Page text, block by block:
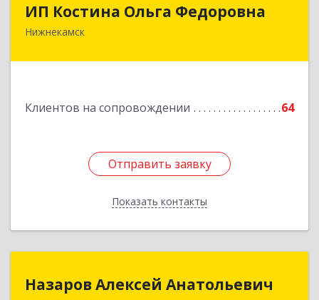
ИП Костина Ольга Федоровна
Нижнекамск
Клиентов на сопровождении 64
Отправить заявку
Показать контакты
Отправить заявку
Назад
Назаров Алексей Анатольевич
Назаров Алексей Анатольевич